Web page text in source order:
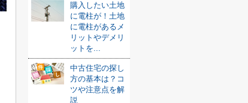
購入したい土地
に電柱が！土地
に電柱があるメ
リットやデメリ
ットを...
中古住宅の探し
方の基本は？コ
ツや注意点を解
説